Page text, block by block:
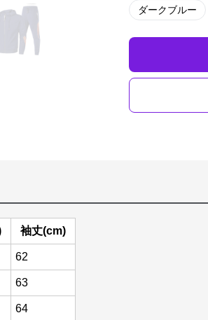
ダークブルー
袖丈(cm)
62
63
64